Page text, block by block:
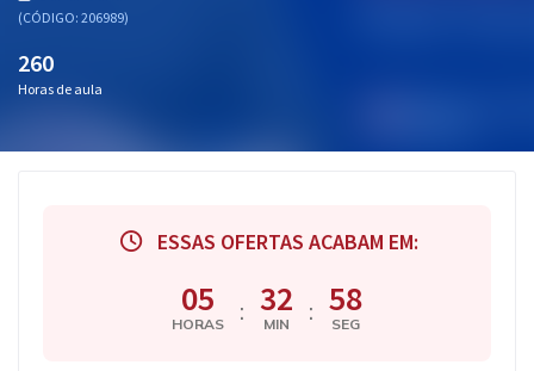
Conteúdo gratuito
Blog
(CÓDIGO: 206989)
260
Horas de aula
ESSAS OFERTAS ACABAM EM:
05
HORAS : 32
MIN : 58
SEG